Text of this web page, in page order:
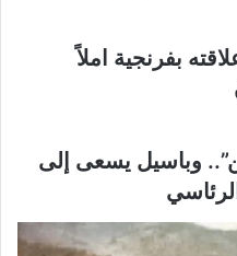
بفرنجية املاً
وباسيل يسعى إلى